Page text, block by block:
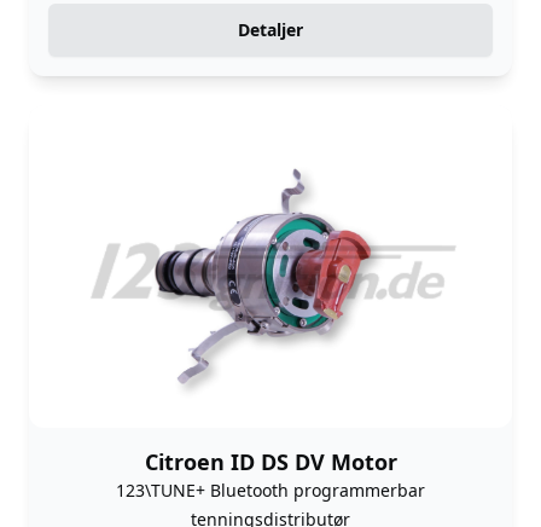
Detaljer
Citroen ID DS DV Motor
123\TUNE+ Bluetooth programmerbar
tenningsdistributør